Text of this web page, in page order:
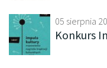
05 sierpnia
Konkurs